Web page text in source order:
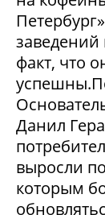
факт, что
Данил
выросли
которым